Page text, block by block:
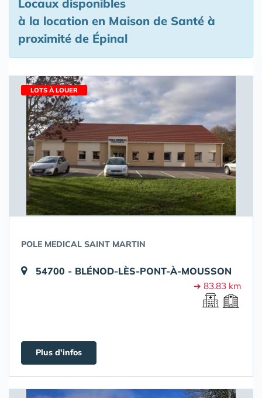
Locaux disponibles
à la location en Maison de Santé à
proximité de Épinal
LOTS À LOUER
POLE MEDICAL SAINT MARTIN
54700 - BLÉNOD-LÈS-PONT-À-MOUSSON
➔ 83.83 km
Plus d'infos